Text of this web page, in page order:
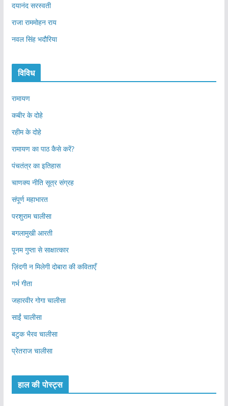
दयानंद सरस्वती
राजा राममोहन राय
नवल सिंह भदौरिया
विविध
रामायण
कबीर के दोहे
रहीम के दोहे
रामायण का पाठ कैसे करें?
पंचतंत्र का इतिहास
चाणक्य नीति सूत्र संग्रह
संपूर्ण महाभारत
परशुराम चालीसा
बगलामुखी आरती
पूनम गुप्ता से साक्षात्कार
ज़िंदगी न मिलेगी दोबारा की कविताएँ
गर्भ गीता
जहारवीर गोगा चालीसा
साईं चालीसा
बटुक भैरव चालीसा
प्रेतराज चालीसा
हाल की पोस्ट्स